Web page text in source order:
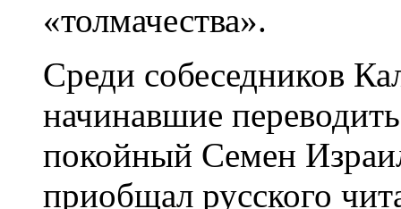
«толмачества».
Среди собеседников
начинавшие
покойный Семен
приобщал русского